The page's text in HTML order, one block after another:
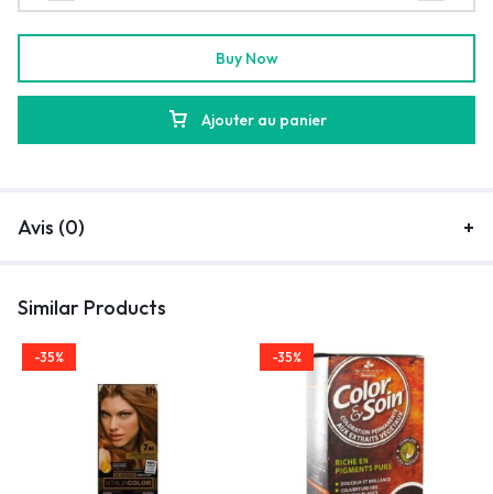
Ajouter au panier
Buy Now
Avis (0)
Similar Products
-35% -35%